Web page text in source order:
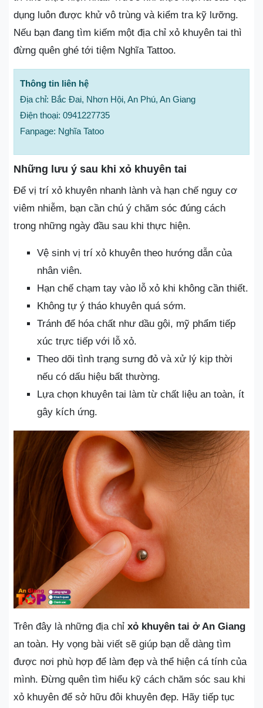
dụng luôn được khử vô trùng và kiểm tra kỹ lưỡng.
Nếu bạn đang tìm kiếm một địa chỉ xỏ khuyên tai thì
đừng quên ghé tới tiệm Nghĩa Tattoo.
Thông tin liên hệ
Địa chỉ: Bắc Đai, Nhơn Hội, An Phú, An Giang
Điện thoại: 0941227735
Fanpage: Nghĩa Tatoo
Những lưu ý sau khi xỏ khuyên tai
Để vị trí xỏ khuyên nhanh lành và hạn chế nguy cơ
viêm nhiễm, bạn cần chú ý chăm sóc đúng cách
trong những ngày đầu sau khi thực hiện.
Vệ sinh vị trí xỏ khuyên theo hướng dẫn của
nhân viên.
Hạn chế chạm tay vào lỗ xỏ khi không cần thiết.
Không tự ý tháo khuyên quá sớm.
Tránh để hóa chất như dầu gội, mỹ phẩm tiếp
xúc trực tiếp với lỗ xỏ.
Theo dõi tình trạng sưng đỏ và xử lý kịp thời
nếu có dấu hiệu bất thường.
Lựa chọn khuyên tai làm từ chất liệu an toàn, ít
gây kích ứng.
Trên đây là những địa chỉ xỏ khuyên tai ở An Giang
an toàn. Hy vọng bài viết sẽ giúp bạn dễ dàng tìm
được nơi phù hợp để làm đẹp và thể hiện cá tính của
mình. Đừng quên tìm hiểu kỹ cách chăm sóc sau khi
xỏ khuyên để sở hữu đôi khuyên đẹp. Hãy tiếp tục